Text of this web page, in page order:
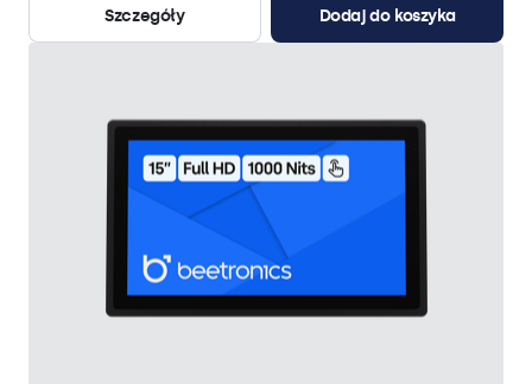
Szczegóły
Dodaj do koszyka